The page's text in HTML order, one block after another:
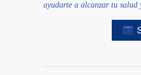
ayudarte a alcanzar tu salud